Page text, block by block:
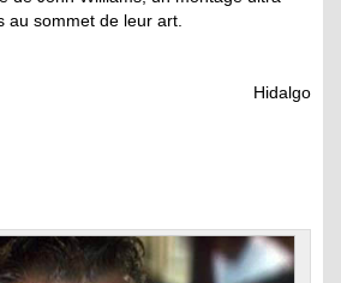
au sommet de leur art.
Hidalgo